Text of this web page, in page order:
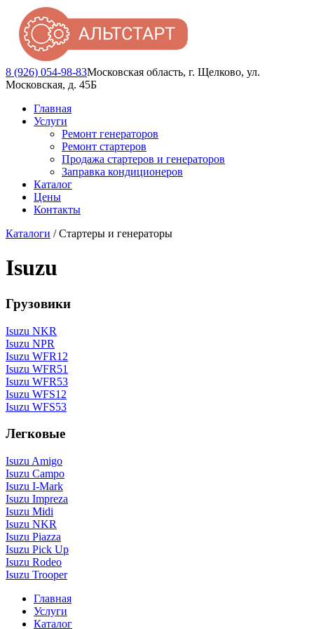
8 (926) 054-98-83Московская область, г. Щелково, ул.
Московская, д. 45Б
Главная
Услуги
Ремонт генераторов
Ремонт стартеров
Продажа стартеров и генераторов
Заправка кондиционеров
Каталог
Цены
Контакты
Каталоги / Стартеры и генераторы
Isuzu
Грузовики
Isuzu NKR
Isuzu NPR
Isuzu WFR12
Isuzu WFR51
Isuzu WFR53
Isuzu WFS12
Isuzu WFS53
Легковые
Isuzu Amigo
Isuzu Campo
Isuzu I-Mark
Isuzu Impreza
Isuzu Midi
Isuzu NKR
Isuzu Piazza
Isuzu Pick Up
Isuzu Rodeo
Isuzu Trooper
Главная
Услуги
Каталог